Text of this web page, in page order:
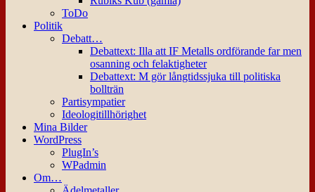
ToDo
Politik
Debatt…
Debattext: Illa att IF Metalls ordförande far men
osanning och felaktigheter
Debattext: M gör långtidssjuka till politiska
bollträn
Partisympatier
Ideologitillhörighet
Mina Bilder
WordPress
PlugIn’s
WPadmin
Om…